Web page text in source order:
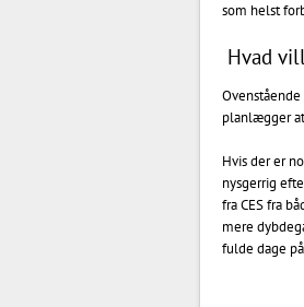
som helst
Hvad
planlægger
Hvis der er
nysgerrig
fra CES fra
mere
fulde dage